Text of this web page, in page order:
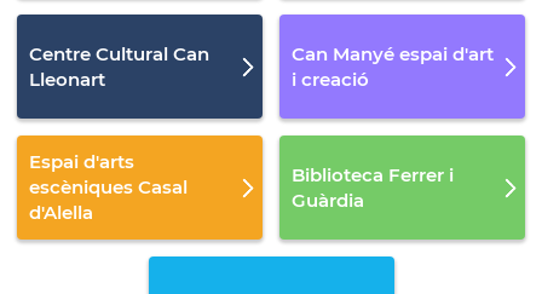
Centre Cultural Can
Lleonart
Can Manyé espai d'art
i creació
Espai d'arts
escèniques Casal
d'Alella
Biblioteca Ferrer i
Guàrdia